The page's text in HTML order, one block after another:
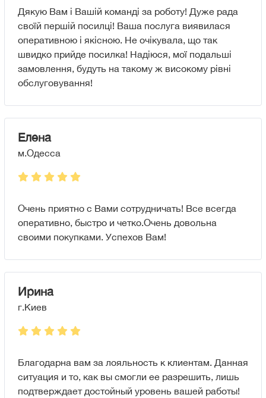
Дякую Вам і Вашій команді за роботу! Дуже рада
своїй першій посилці! Ваша послуга виявилася
оперативною і якісною. Не очікувала, що так
швидко прийде посилка! Надіюся, мої подальші
замовлення, будуть на такому ж високому рівні
обслуговування!
Елена
м.Одесса
Очень приятно с Вами сотрудничать! Все всегда
оперативно, быстро и четко.Очень довольна
своими покупками. Успехов Вам!
Ирина
г.Киев
Благодарна вам за лояльность к клиентам. Данная
ситуация и то, как вы смогли ее разрешить, лишь
подтверждает достойный уровень вашей работы!